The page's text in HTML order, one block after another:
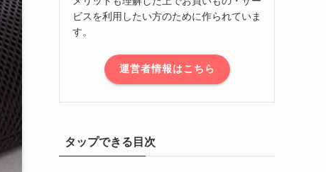
ビスを利用したい方のために作られていま
す。
運営者情報はこちら
タップできる目次